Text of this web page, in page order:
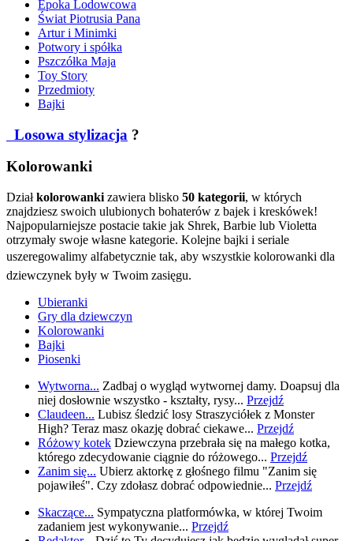
Epoka Lodowcowa
Świat Piotrusia Pana
Artur i Minimki
Potwory i spółka
Pszczółka Maja
Toy Story
Przedmioty
Bajki
Losowa stylizacja ?
Kolorowanki
Działkolorowanki zawiera blisko 50 kategorii, w których
znajdziesz swoich ulubionych bohaterów z bajek i kreskówek!
Najpopularniejsze postacie takie jak Shrek, Barbie lub Violetta
otrzymały swoje własne kategorie. Kolejne bajki i seriale
uszeregowalimy alfabetycznie tak, aby wszystkie kolorowanki dla
dziewczynek były w Twoim zasięgu.
Ubieranki
Gry dla dziewczyn
Kolorowanki
Bajki
Piosenki
Wytworna... Zadbaj o wygląd wytwornej damy. Doapsuj dla
niej dosłownie wszystko - kształty, rysy... Przejdź
Claudeen... Lubisz śledzić losy Straszyciółek z Monster
High? Teraz masz okazję dobrać ciekawe... Przejdź
Różowy kotek Dziewczyna przebrała się na małego kotka,
którego zdecydowanie ciągnie do różowego... Przejdź
Zanim się... Ubierz aktorkę z głośnego filmu "Zanim się
pojawiłeś". Czy zdołasz dobrać odpowiednie... Przejdź
Skaczące... Sympatyczna platformówka, w której Twoim
zadaniem jest wykonywanie... Przejdź